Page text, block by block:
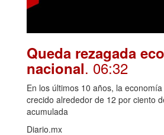
Queda rezagada
nacional. 06:32
En los últimos 10 años, la
crecido alrededor de 12 por ciento
acumulada
Diario.mx